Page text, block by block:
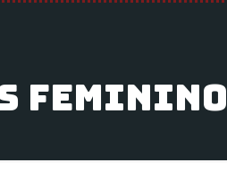
feminino